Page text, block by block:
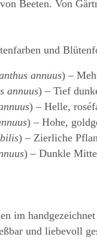
Beeten. Von
und
annuus) –
annuus) – Tief
) – Helle,
) – Hohe,
) – Zierliche
) – Dunkle
im
und liebevoll